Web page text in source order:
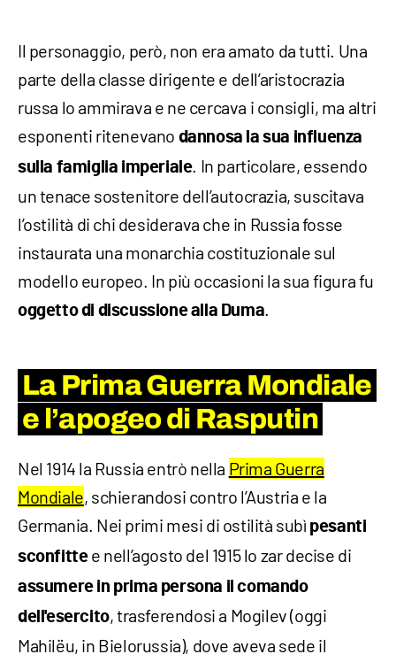
Il personaggio, però, non era amato da tutti. Una
parte della classe dirigente e dell’aristocrazia
russa lo ammirava e ne cercava i consigli, ma altri
esponenti ritenevano dannosa la sua influenza
sulla famiglia imperiale. In particolare, essendo
un tenace sostenitore dell’autocrazia, suscitava
l’ostilità di chi desiderava che in Russia fosse
instaurata una monarchia costituzionale sul
modello europeo. In più occasioni la sua figura fu
oggetto di discussione alla Duma.
La Prima Guerra Mondiale
e l’apogeo di Rasputin
Nel 1914 la Russia entrò nella Prima Guerra
Mondiale, schierandosi contro l’Austria e la
Germania. Nei primi mesi di ostilità subì pesanti
sconfitte e nell’agosto del 1915 lo zar decise di
assumere in prima persona il comando
dell'esercito, trasferendosi a Mogilev (oggi
Mahilëu, in Bielorussia), dove aveva sede il